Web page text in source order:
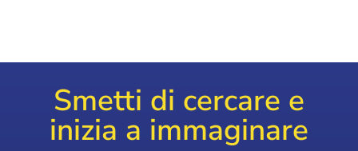
Smetti di cercare e
inizia a immaginare